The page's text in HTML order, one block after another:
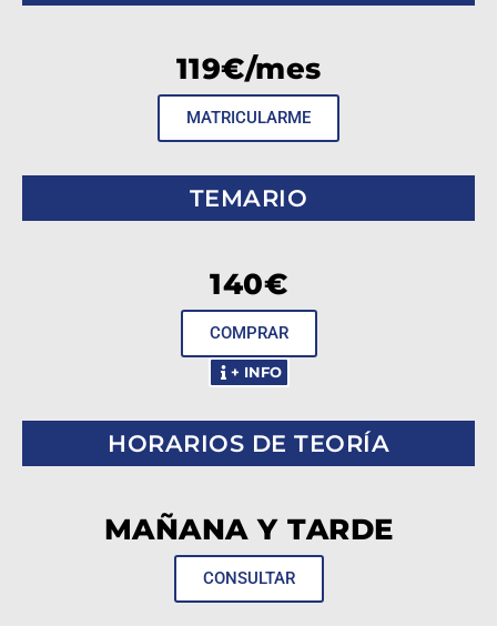
119€/mes
MATRICULARME
TEMARIO
140€
COMPRAR
+ INFO
HORARIOS DE TEORÍA
MAÑANA Y TARDE
CONSULTAR